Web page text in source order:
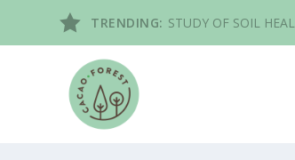
TRENDING: STUDY OF SOIL